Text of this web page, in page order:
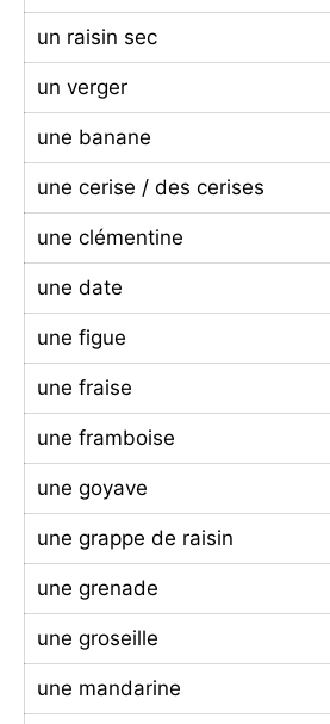
un raisin sec
un verger
une banane
une cerise / des cerises
une clémentine
une date
une figue
une fraise
une framboise
une goyave
une grappe de raisin
une grenade
une groseille
une mandarine